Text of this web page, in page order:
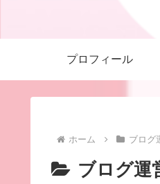
プロフィール
ホーム ブログ
ブログ運